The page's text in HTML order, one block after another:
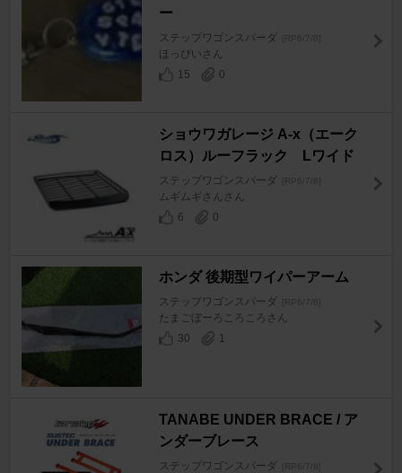
ー
ステップワゴンスパーダ [RP6/7/8]
ほっぴいさん
15
0
ショウワガレージ A-x（エーク
ロス）ルーフラック Lワイド
ステップワゴンスパーダ [RP6/7/8]
ムギムギさんさん
6
0
ホンダ 後期型ワイパーアーム
ステップワゴンスパーダ [RP6/7/8]
たまごぼーろころころさん
30
1
TANABE UNDER BRACE / ア
ンダーブレース
ステップワゴンスパーダ [RP6/7/8]